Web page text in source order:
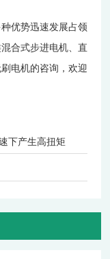
优势迅速发展占领
合式步进电机、直
电机的咨询，欢迎
下产生高扭矩